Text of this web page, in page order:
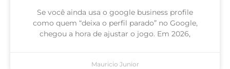
Se você ainda usa o google business profile
como quem “deixa o perfil parado” no Google,
chegou a hora de ajustar o jogo. Em 2026,
Mauricio Junior